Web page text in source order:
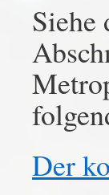
Siehe
Der